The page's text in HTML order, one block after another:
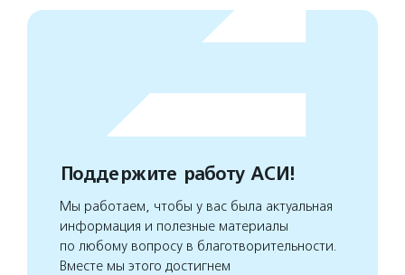
Поддержите работу АСИ!
Мы работаем, чтобы у вас была актуальная
информация и полезные материалы
по любому вопросу в благотворительности.
Вместе мы этого достигнем